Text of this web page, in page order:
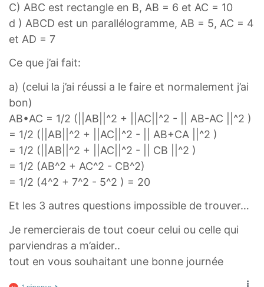
C) ABC est rectangle en B, AB = 6 et AC = 10
d ) ABCD est un parallélogramme, AB = 5, AC = 4
et AD = 7
Ce que j’ai fait:
a) (celui la j’ai réussi a le faire et normalement j’ai
bon)
AB•AC = 1/2 (||AB||^2 + ||AC||^2 - || AB-AC ||^2 )
= 1/2 (||AB||^2 + ||AC||^2 - || AB+CA ||^2 )
= 1/2 (||AB||^2 + ||AC||^2 - || CB ||^2 )
= 1/2 (AB^2 + AC^2 - CB^2)
= 1/2 (4^2 + 7^2 - 5^2 ) = 20
Et les 3 autres questions impossible de trouver…
Je remercierais de tout coeur celui ou celle qui
parviendras a m’aider..
tout en vous souhaitant une bonne journée